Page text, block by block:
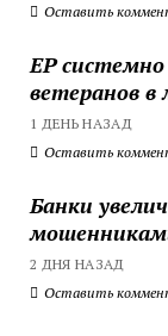
Оставить
ЕР
ветеранов в
1 ДЕНЬ НАЗАД
Оставить
Банки
2 ДНЯ НАЗАД
Оставить